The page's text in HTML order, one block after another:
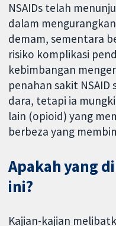
NSAIDs telah
dalam
demam, sementara
risiko komplikasi
kebimbangan
penahan sakit
dara, tetapi ia
lain (opioid) yang
berbeza yang
Apakah yang
ini?
Kajian-kajian